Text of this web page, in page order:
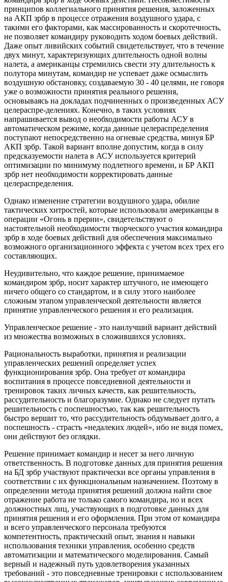
принципов коллегиального принятия решения, заложенных
на АКП зрбр в процессе отражения воздушного удара, с
такими его факторами, как массированность и скоротечность,
не позволяет командиру руководить ходом боевых действий.
Даже опыт ливийских событий свидетельствует, что в течение
двух минут, характеризующих длительность одной волны
налета, а американцы стремились свести эту длительность к
полутора минутам, командир не успевает даже осмыслить
воздушную обстановку, создаваемую 30 - 40 целями, не говоря
уже о возможности принятия реального решения,
основываясь на докладах подчиненных о произведенных АСУ
целераспре-делениях. Конечно, в таких условиях
напрашивается вывод о необходимости работы АСУ в
автоматическом режиме, когда данные целераспределения
поступают непосредственно на огневые средства, минуя БР
АКП зрбр. Такой вариант вполне допустим, когда в силу
предсказуемости налета в АСУ используется критерий
оптимизации по минимуму подлетного времени, и БР АКП
зрбр нет необходимости корректировать данные
целераспределения.
Однако изменение стратегии воздушного удара, обилие
тактических хитростей, которые использовали американцы в
операции «Огонь в прерии», свидетельствуют о
настоятельной необходимости творческого участия командира
зрбр в ходе боевых действий для обеспечения максимально
возможного организационного эффекта с учетом всех трех его
составляющих.
Неудивительно, что каждое решение, принимаемое
командиром зрбр, носит характер штучного, не имеющего
ничего общего со стандартом, и в силу этого наиболее
сложным этапом управленческой деятельности является
принятие управленческого решения и его реализация.
Управленческое решение - это наилучший вариант действий
из множества возможных в сложившихся условиях.
Рациональность выработки, принятия и реализации
управленческих решений определяет успех
функционирования зрбр. Она требует от командира
воспитания в процессе повседневной деятельности и
тренировок таких личных качеств, как решительность,
рассудительность и благоразумие. Однако не следует путать
решительность с поспешностью, так как решительность
быстро вершит то, что рассудительность обдумывает долго, а
поспешность - страсть «недалеких людей», ибо не видя помех,
они действуют без оглядки.
Решение принимает командир и несет за него личную
ответственность. В подготовке данных для принятия решения
на БД зрбр участвуют практически все органы управления в
соответствии с их функциональным назначением. Поэтому в
определении метода принятия решений должна найти свое
отражение работа не только самого командира, но и всех
должностных лиц, участвующих в подготовке данных для
принятия решения и его оформления. При этом от командира
и всего управленческого персонала требуются
компетентность, практический опыт, знания и навыки
использования техники управления, особенно средств
автоматизации и математического моделирования. Самый
верный и надежный путь удовлетворения указанных
требований - это повседневные тренировки с использованием